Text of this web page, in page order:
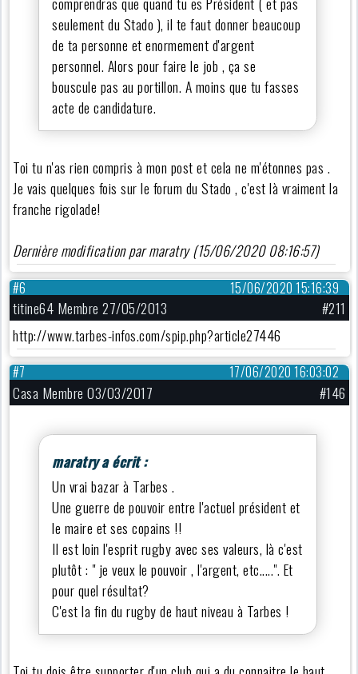
seulement du Stado ), il te faut donner beaucoup
de ta personne et enormement d'argent
personnel. Alors pour faire le job , ça se
bouscule pas au portillon. A moins que tu fasses
acte de candidature.
Toi tu n'as rien compris à mon post et cela ne m'étonnes pas .
Je vais quelques fois sur le forum du Stado , c'est là vraiment la
franche rigolade!
Dernière modification par maratry (15/06/2020 08:16:57)
15/06/2020 15:16:39
#6
titine64 Membre 27/05/2013
#211
http://www.tarbes-infos.com/spip.php?article27446
17/06/2020 16:03:02
#7
Casa Membre 03/03/2017 #146
maratry a écrit :
Un vrai bazar à Tarbes .
Une guerre de pouvoir entre l'actuel président et
le maire et ses copains !!
Il est loin l'esprit rugby avec ses valeurs, là c'est
plutôt : " je veux le pouvoir , l'argent, etc.....". Et
pour quel résultat?
C'est la fin du rugby de haut niveau à Tarbes !